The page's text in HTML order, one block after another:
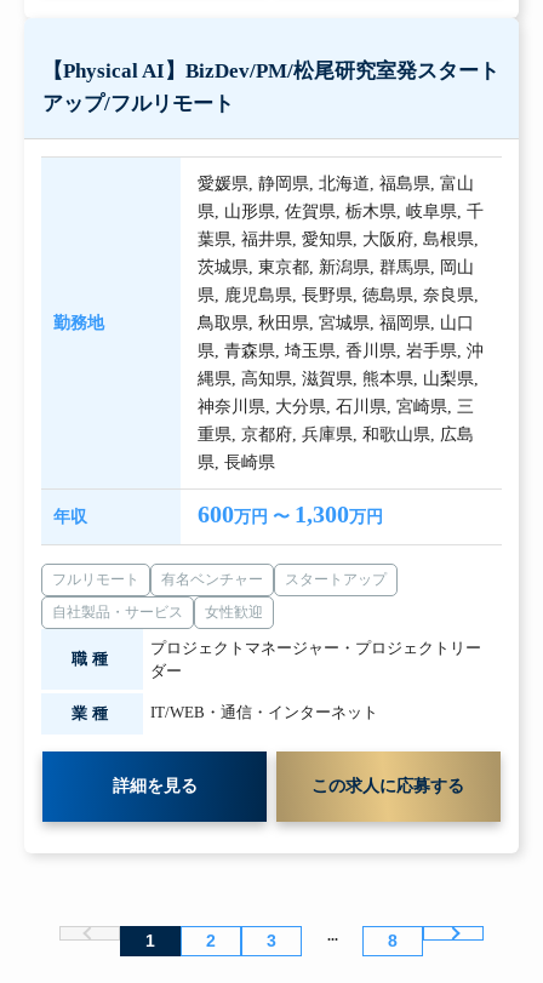
【Physical AI】BizDev/PM/松尾研究室発スタート
アップ/フルリモート
勤務地
愛媛県,静岡県,北海道,福島県,富山
県, 山形県,佐賀県,栃木県,岐阜県,千
葉県,福井県,愛知県, 大阪府,島根県,
茨城県,東京都, 新潟県,群馬県, 岡山
県, 鹿児島県,長野県,徳島県,奈良県,
鳥取県,秋田県,宮城県,福岡県, 山口
県,青森県,埼玉県,香川県,岩手県,沖
縄県,高知県,滋賀県,熊本県, 山梨県,
神奈川県, 大分県,石川県,宮崎県,三
重県,京都府,兵庫県,和歌山県, 広島
県,長崎県
年収 600万円 〜 1,300万円
フルリモート 有名ベンチャー
スタートアップ
自社製品・サービス
女性歓迎
職種
プロジェクトマネージャー・プロジェクトリー
ダー
業種 IT/WEB・通信・インターネット
詳細を見る この求人に応募する
1 2 3 ... 8